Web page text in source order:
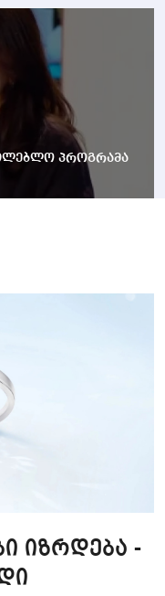
პროგრამა
იზრდება -